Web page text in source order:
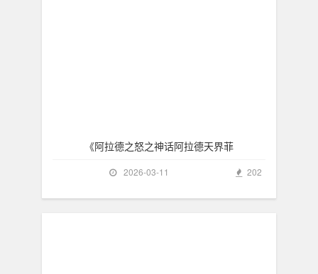
《阿拉德之怒之神话阿拉德天界菲
2026-03-11 202